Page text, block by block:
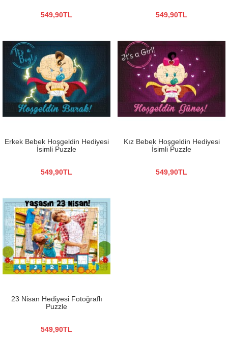
549,90TL 549,90TL
Erkek Bebek Hoşgeldin Hediyesi
İsimli Puzzle
549,90TL
Kız Bebek Hoşgeldin Hediyesi
İsimli Puzzle
549,90TL
23 Nisan Hediyesi Fotoğraflı
Puzzle
549,90TL